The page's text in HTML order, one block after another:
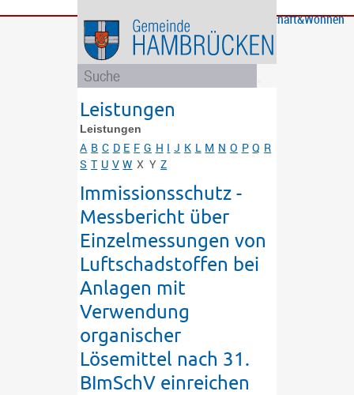
Bürgerservice
GemeindeBildung
und
Soziales
Rathaus
und
Politik
Wirtschaft&Wohnen
Leistungen
Leistungen
A B C D E F G H I J K L M N O P Q R
S T U V W X Y Z
Immissionsschutz -
Messbericht über
Einzelmessungen von
Luftschadstoffen bei
Anlagen mit
Verwendung
organischer
Lösemittel nach 31.
BImSchV einreichen